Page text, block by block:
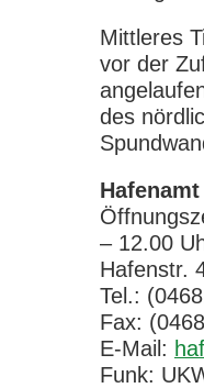
Mittleres
vor der
des
Hafenamt
– 12.00
Hafenstr.
Tel.:
Fax:
E-Mail:
Funk: